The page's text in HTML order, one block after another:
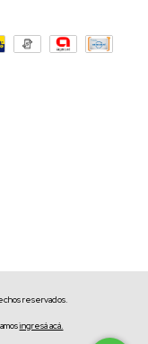
reservados.
ingresá acá.